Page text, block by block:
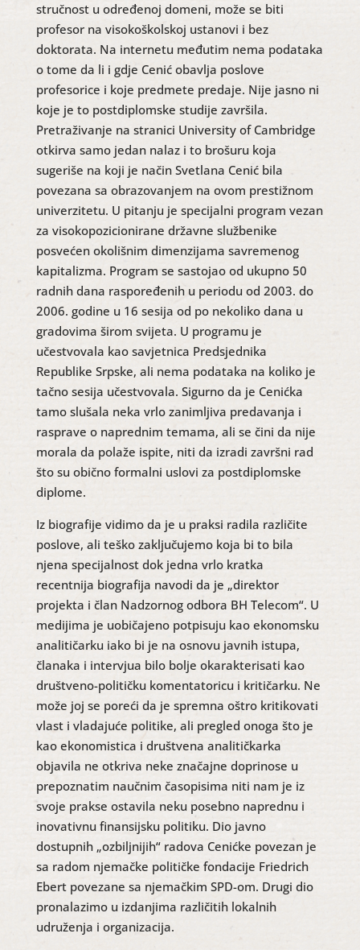
stručnost u određenoj domeni, može se biti
profesor na visokoškolskoj ustanovi i bez
doktorata. Na internetu međutim nema podataka
o tome da li i gdje Cenić obavlja poslove
profesorice i koje predmete predaje. Nije jasno ni
koje je to postdiplomske studije završila.
Pretraživanje na stranici University of Cambridge
otkirva samo jedan nalaz i to brošuru koja
sugeriše na koji je način Svetlana Cenić bila
povezana sa obrazovanjem na ovom prestižnom
univerzitetu. U pitanju je specijalni program vezan
za visokopozicionirane državne službenike
posvećen okolišnim dimenzijama savremenog
kapitalizma. Program se sastojao od ukupno 50
radnih dana raspoređenih u periodu od 2003. do
2006. godine u 16 sesija od po nekoliko dana u
gradovima širom svijeta. U programu je
učestvovala kao savjetnica Predsjednika
Republike Srpske, ali nema podataka na koliko je
tačno sesija učestvovala. Sigurno da je Cenićka
tamo slušala neka vrlo zanimljiva predavanja i
rasprave o naprednim temama, ali se čini da nije
morala da polaže ispite, niti da izradi završni rad
što su obično formalni uslovi za postdiplomske
diplome.
Iz biografije vidimo da je u praksi radila različite
poslove, ali teško zaključujemo koja bi to bila
njena specijalnost dok jedna vrlo kratka
recentnija biografija navodi da je „direktor
projekta i član Nadzornog odbora BH Telecom“. U
medijima je uobičajeno potpisuju kao ekonomsku
analitičarku iako bi je na osnovu javnih istupa,
članaka i intervjua bilo bolje okarakterisati kao
društveno-političku komentatoricu i kritičarku. Ne
može joj se poreći da je spremna oštro kritikovati
vlast i vladajuće politike, ali pregled onoga što je
kao ekonomistica i društvena analitičkarka
objavila ne otkriva neke značajne doprinose u
prepoznatim naučnim časopisima niti nam je iz
svoje prakse ostavila neku posebno naprednu i
inovativnu finansijsku politiku. Dio javno
dostupnih „ozbiljnijih“ radova Cenićke povezan je
sa radom njemačke političke fondacije Friedrich
Ebert povezane sa njemačkim SPD-om. Drugi dio
pronalazimo u izdanjima različitih lokalnih
udruženja i organizacija.